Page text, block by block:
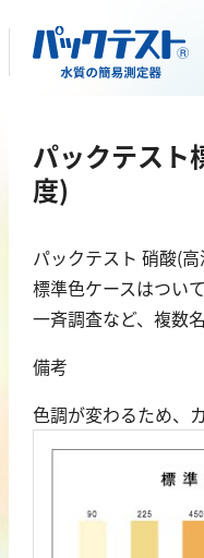
パックテスト
度)
パックテスト 硝酸(高
標準色ケースはつい
一斉調査など、複数
備考
色調が変わるため、
ら
製品を探す
目的から
製品を探す
亜鉛
アルミニウム
カドミウム
金
銀